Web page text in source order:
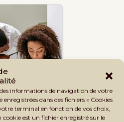
des informations de navigation de votre
dans des fichiers « Cookies
terminal en fonction de vos choix,
est un fichier enregistré sur le
de l’Ouest, la
travail sort…